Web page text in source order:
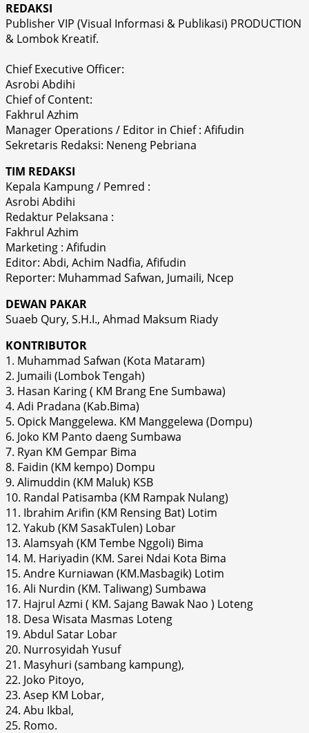
REDAKSI
Publisher VIP (Visual Informasi & Publikasi) PRODUCTION
& Lombok Kreatif.
Chief Executive Officer:
Asrobi Abdihi
Chief of Content:
Fakhrul Azhim
Manager Operations / Editor in Chief : Afifudin
Sekretaris Redaksi: Neneng Pebriana
TIM REDAKSI
Kepala Kampung / Pemred :
Asrobi Abdihi
Redaktur Pelaksana :
Fakhrul Azhim
Marketing : Afifudin
Editor: Abdi, Achim Nadfia, Afifudin
Reporter: Muhammad Safwan, Jumaili, Ncep
DEWAN PAKAR
Suaeb Qury, S.H.I., Ahmad Maksum Riady
KONTRIBUTOR
1. Muhammad Safwan (Kota Mataram)
2. Jumaili (Lombok Tengah)
3. Hasan Karing ( KM Brang Ene Sumbawa)
4. Adi Pradana (Kab.Bima)
5. Opick Manggelewa. KM Manggelewa (Dompu)
6. Joko KM Panto daeng Sumbawa
7. Ryan KM Gempar Bima
8. Faidin (KM kempo) Dompu
9. Alimuddin (KM Maluk) KSB
10. Randal Patisamba (KM Rampak Nulang)
11. Ibrahim Arifin (KM Rensing Bat) Lotim
12. Yakub (KM SasakTulen) Lobar
13. Alamsyah (KM Tembe Nggoli) Bima
14. M. Hariyadin (KM. Sarei Ndai Kota Bima
15. Andre Kurniawan (KM.Masbagik) Lotim
16. Ali Nurdin (KM. Taliwang) Sumbawa
17. Hajrul Azmi ( KM. Sajang Bawak Nao ) Loteng
18. Desa Wisata Masmas Loteng
19. Abdul Satar Lobar
20. Nurrosyidah Yusuf
21. Masyhuri (sambang kampung),
22. Joko Pitoyo,
23. Asep KM Lobar,
24. Abu Ikbal,
25. Romo.